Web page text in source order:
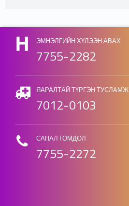
ЭМНЭЛГИЙН ХҮЛЭЭН АВАХ
7755-2282
ЯАРАЛТАЙ ТҮРГЭН ТУСЛАМЖ
7012-0103
САНАЛ ГОМДОЛ
7755-2272